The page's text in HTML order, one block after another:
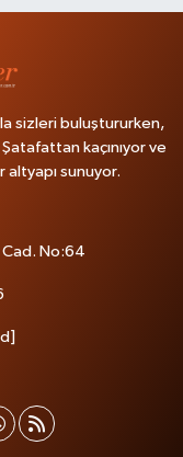
sizleri buluştururken,
kaçınıyor ve
sunuyor.
Cad. No:64